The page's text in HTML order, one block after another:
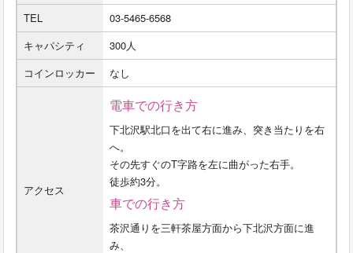
TEL
03-5465-6568
キャパシティ
300人
コインロッカー
なし
アクセス
電車での行き方
下北沢駅北口を出て右に進み、突き当たりを右
へ。
その先すぐのT字路を左に曲がった右手。
徒歩約3分。
車での行き方
茶沢通りを三軒茶屋方面から下北沢方面に進
み、